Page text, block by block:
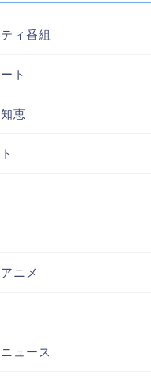
ィ番組
ト
恵
ニメ
ュース